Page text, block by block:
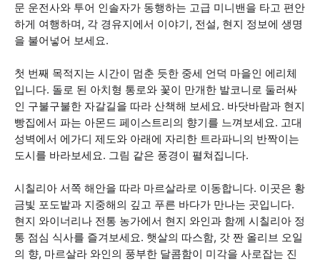
문 운전사와 투어 인솔자가 동행하는 고급 미니밴을 타고 편안
하게 여행하며, 각 경유지에서 이야기, 전설, 현지 정보에 생명
을 불어넣어 보세요.
첫 번째 목적지는 시간이 멈춘 듯한 중세 언덕 마을인 에리체
입니다. 돌로 된 아치형 통로와 꽃이 만개한 발코니로 둘러싸
인 구불구불한 자갈길을 따라 산책해 보세요. 바닷바람과 현지
빵집에서 파는 아몬드 페이스트리의 향기를 느껴보세요. 고대
성벽에서 에가디 제도와 아래에 자리한 트라파니의 반짝이는
도시를 바라보세요. 그림 같은 풍경이 펼쳐집니다.
시칠리아 서쪽 해안을 따라 마르살라로 이동합니다. 이곳은 황
금빛 포도밭과 지중해의 깊고 푸른 바다가 만나는 곳입니다.
현지 와이너리나 전통 농가에서 현지 와인과 함께 시칠리아 정
통 점심 식사를 즐겨보세요. 햇살의 따스함, 갓 짠 올리브 오일
의 향, 마르살라 와인의 풍부한 달콤함이 미각을 사로잡는 진